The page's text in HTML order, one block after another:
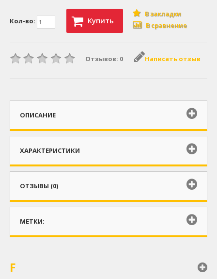
Кол-во: Купить
В закладки
В сравнение
Отзывов: 0 Написать отзыв
ОПИСАНИЕ
ХАРАКТЕРИСТИКИ
ОТЗЫВЫ (0)
МЕТКИ:
F